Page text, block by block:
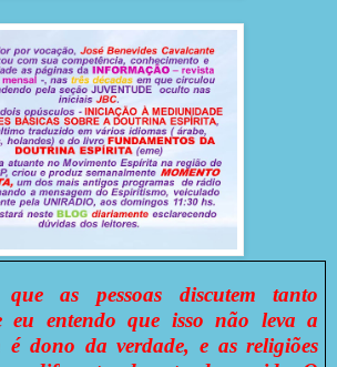
as pessoas discutem tanto
entendo que isso não leva a
é dono da verdade, e as religiões